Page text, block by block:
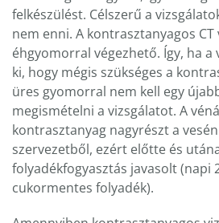
felkészülést. Célszerű a
nem enni. A kontrasztanyagos
éhgyomorral végezhető. Így, ha
ki, hogy mégis szükséges a
üres gyomorral nem kell egy
megismételni a vizsgálatot. A
kontrasztanyag nagyrészt a
szervezetből, ezért előtte és
folyadékfogyasztás javasolt (napi
cukormentes folyadék).